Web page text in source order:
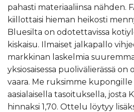
pahasti materiaaliinsa nähden.
kiillottaisi hieman heikosti
Bluesilta on odotettavissa
kiskaisu. Ilmaiset jalkapallo
markkinan laskelmia
yksiosaisessa puolivälierässä on
vaara. Me ruksimme kupongille
aasialaisella tasoituksella, josta
hinnaksi 1,70. Ottelu löytyy